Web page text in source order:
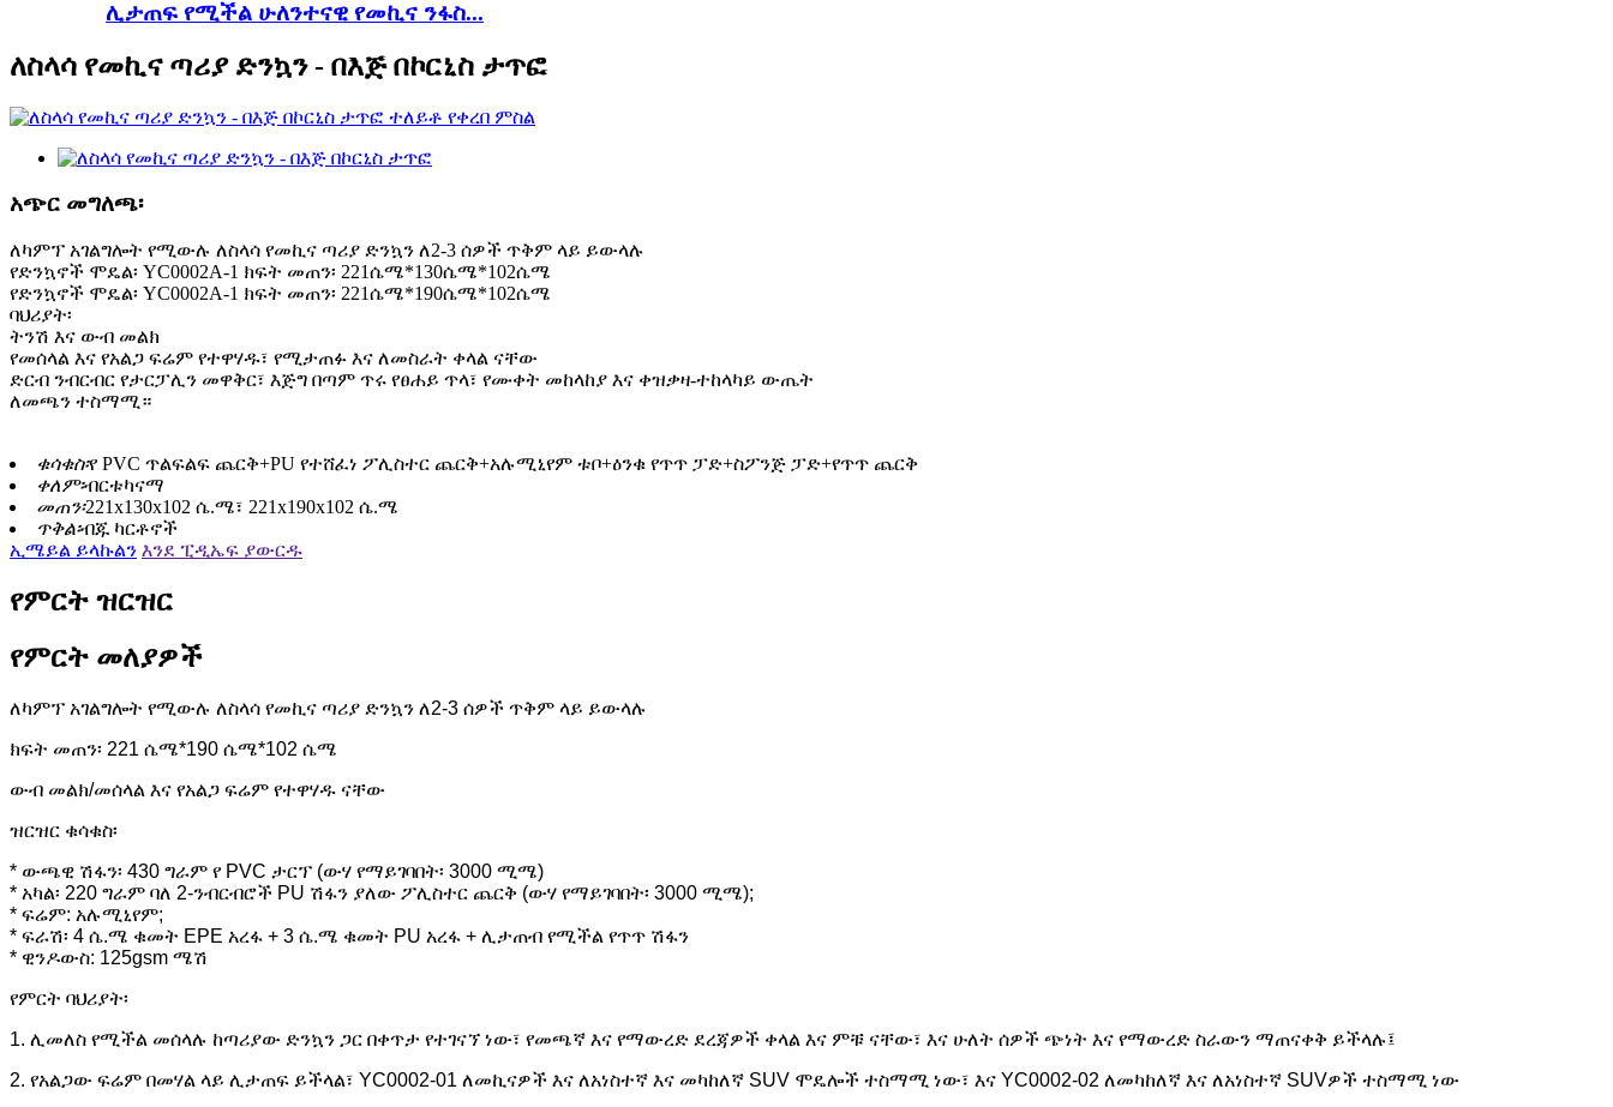
ሊታጠፍ የሚችል ሁለንተናዊ የመኪና ንፋስ...
ለስላሳ የመኪና ጣሪያ ድንኳን - በእጅ በኮርኒስ ታጥፎ
አጭር መግለጫ፡
ለካምፕ አገልግሎት የሚውሉ ለስላሳ የመኪና ጣሪያ ድንኳን ለ2-3 ሰዎች ጥቅም ላይ ይውላሉ
የድንኳኖች ሞዴል፡ YC0002A-1 ክፍት መጠን፡ 221ሴሜ*130ሴሜ*102ሴሜ
የድንኳኖች ሞዴል፡ YC0002A-1 ክፍት መጠን፡ 221ሴሜ*190ሴሜ*102ሴሜ
ባህሪያት፡
ትንሽ እና ውብ መልክ
የመሰላል እና የአልጋ ፍሬም የተዋሃዱ፣ የሚታጠፉ እና ለመስራት ቀላል ናቸው
ድርብ ንብርብር የታርፓሊን መዋቅር፣ እጅግ በጣም ጥሩ የፀሐይ ጥላ፣ የሙቀት መከላከያ እና ቀዝቃዛ-ተከላካይ ውጤት
ለመጫን ተስማሚ።
ቁሳቁስ፡የ PVC ጥልፍልፍ ጨርቅ+PU የተሸፈነ ፖሊስተር ጨርቅ+አሉሚኒየም ቱቦ+ዕንቁ የጥጥ ፓድ+ስፖንጅ ፓድ+የጥጥ ጨርቅ
ቀለም፡ብርቱካናማ
መጠን፡221x130x102 ሴ.ሜ፣ 221x190x102 ሴ.ሜ
ጥቅል፡ብጁ ካርቶኖች
ኢሜይል ይላኩልን እንደ ፒዲኤፍ ያውርዱ
የምርት ዝርዝር
የምርት መለያዎች
ለካምፕ አገልግሎት የሚውሉ ለስላሳ የመኪና ጣሪያ ድንኳን ለ2-3 ሰዎች ጥቅም ላይ ይውላሉ
ክፍት መጠን፡ 221 ሴሜ*190 ሴሜ*102 ሴሜ
ውብ መልክ/መሰላል እና የአልጋ ፍሬም የተዋሃዱ ናቸው
ዝርዝር ቁሳቁስ፡
* ውጫዊ ሽፋን፡ 430 ግራም የ PVC ታርፕ (ውሃ የማይገባበት፡ 3000 ሚሜ)
* አካል፡ 220 ግራም ባለ 2-ንብርብሮች PU ሽፋን ያለው ፖሊስተር ጨርቅ (ውሃ የማይገባበት፡ 3000 ሚሜ);
* ፍሬም: አሉሚኒየም;
* ፍራሽ፡ 4 ሴ.ሜ ቁመት EPE አረፋ + 3 ሴ.ሜ ቁመት PU አረፋ + ሊታጠብ የሚችል የጥጥ ሽፋን
* ዊንዶውስ: 125gsm ሜሽ
የምርት ባህሪያት፡
1. ሊመለስ የሚችል መሰላሉ ከጣሪያው ድንኳን ጋር በቀጥታ የተገናኘ ነው፣ የመጫኛ እና የማውረድ ደረጃዎች ቀላል እና ምቹ ናቸው፣ እና ሁለት ሰዎች ጭነት እና የማውረድ ስራውን ማጠናቀቅ ይችላሉ፤
2. የአልጋው ፍሬም በመሃል ላይ ሊታጠፍ ይችላል፣ YC0002-01 ለመኪናዎች እና ለአነስተኛ እና መካከለኛ SUV ሞዴሎች ተስማሚ ነው፣ እና YC0002-02 ለመካከለኛ እና ለአነስተኛ SUVዎች ተስማሚ ነው